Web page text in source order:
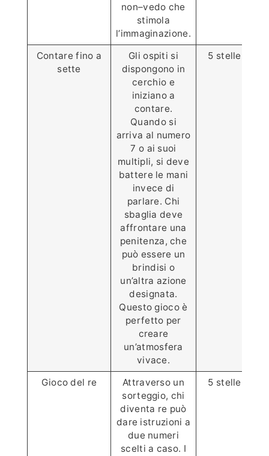
non–vedo che
stimola
l’immaginazione.
Contare fino a
sette
Gli ospiti si
dispongono in
cerchio e
iniziano a
contare.
Quando si
arriva al numero
7 o ai suoi
multipli, si deve
battere le mani
invece di
parlare. Chi
sbaglia deve
affrontare una
penitenza, che
può essere un
brindisi o
un’altra azione
designata.
Questo gioco è
perfetto per
creare
un’atmosfera
vivace.
5 stelle
Gioco del re
Attraverso un
sorteggio, chi
diventa re può
dare istruzioni a
due numeri
scelti a caso. I
5 stelle